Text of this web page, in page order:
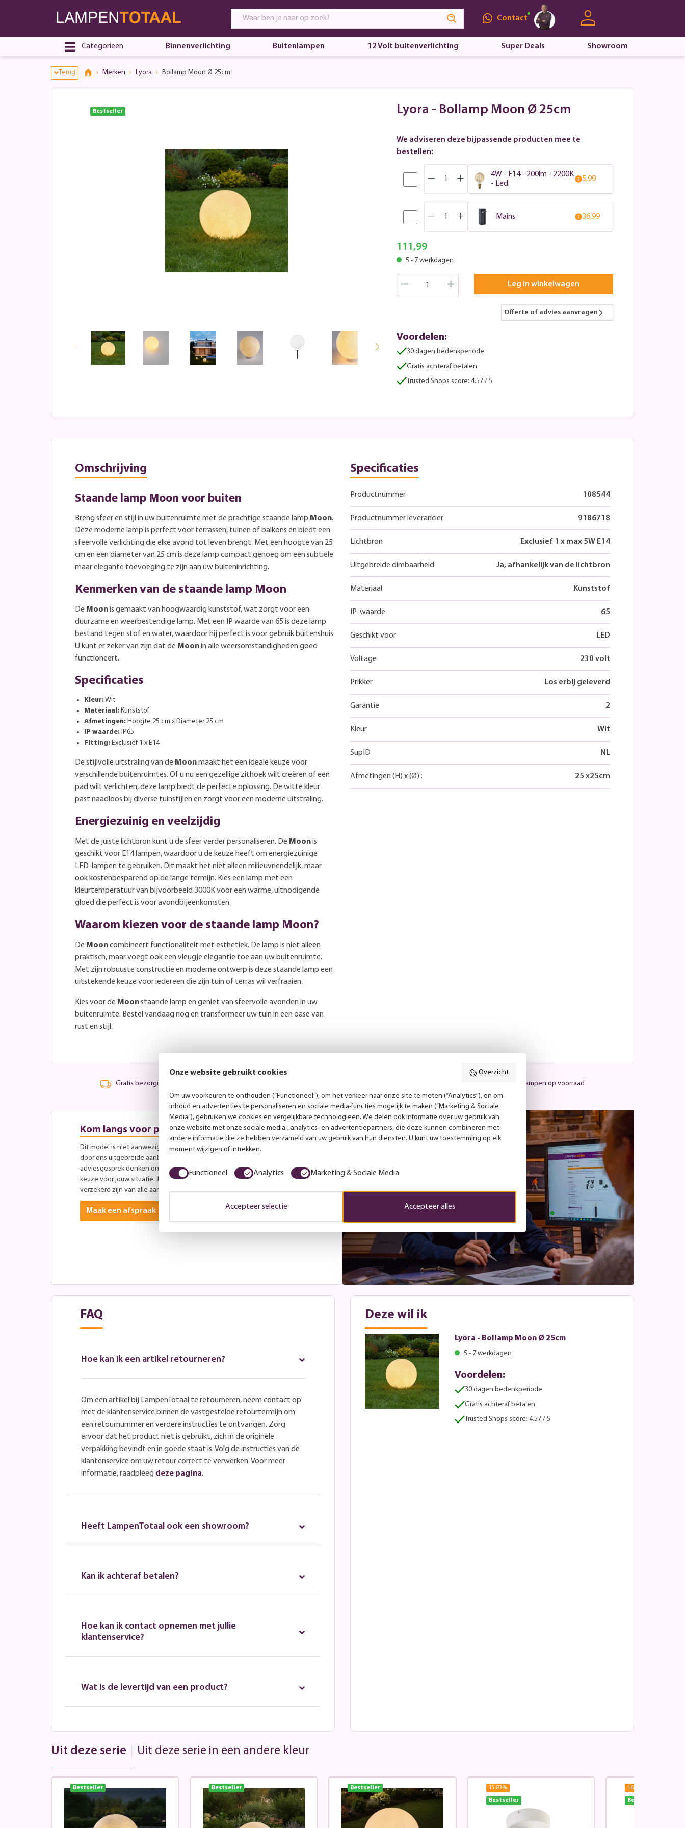
Contact
Categorieën Binnenverlichting Buitenlampen 12 Volt buitenverlichting Super Deals Showroom
Terug Merken Lyora Bollamp Moon Ø 25cm
Bestseller Lyora - Bollamp Moon Ø 25cm
We adviseren deze bijpassende producten mee te
bestellen:
4W - E14 - 200lm - 2200K
- Led
5,99
Mains 36,99
111,99
5 - 7 werkdagen
Leg in winkelwagen
Offerte of advies aanvragen
Voordelen:
30 dagen bedenkperiode
Gratis achteraf betalen
Trusted Shops score: 4.57 / 5
Omschrijving
Staande lamp Moon voor buiten
Breng sfeer en stijl in uw buitenruimte met de prachtige staande lamp Moon.
Deze moderne lamp is perfect voor terrassen, tuinen of balkons en biedt een
sfeervolle verlichting die elke avond tot leven brengt. Met een hoogte van 25
cm en een diameter van 25 cm is deze lamp compact genoeg om een subtiele
maar elegante toevoeging te zijn aan uw buiteninrichting.
Kenmerken van de staande lamp Moon
De Moonis gemaakt van hoogwaardig kunststof, wat zorgt voor een
duurzame en weerbestendige lamp. Met een IP waarde van 65 is deze lamp
bestand tegen stof en water, waardoor hij perfect is voor gebruik buitenshuis.
U kunt er zeker van zijn dat de Moonin alle weersomstandigheden goed
functioneert.
Specificaties
Kleur:Wit
Materiaal: Kunststof
Afmetingen: Hoogte 25 cm x Diameter 25 cm
IP waarde: IP65
Fitting: Exclusief 1 x E14
De stijlvolle uitstraling van de Moonmaakt het een ideale keuze voor
verschillende buitenruimtes. Of u nu een gezellige zithoek wilt creëren of een
pad wilt verlichten, deze lamp biedt de perfecte oplossing. De witte kleur
past naadloos bij diverse tuinstijlen en zorgt voor een moderne uitstraling.
Energiezuinig en veelzijdig
Met de juiste lichtbron kunt u de sfeer verder personaliseren. De Moonis
geschikt voor E14 lampen, waardoor u de keuze heeft om energiezuinige
LED-lampen te gebruiken. Dit maakt het niet alleen milieuvriendelijk, maar
ook kostenbesparend op de lange termijn. Kies een lamp met een
kleurtemperatuur van bijvoorbeeld 3000K voor een warme, uitnodigende
gloed die perfect is voor avondbijeenkomsten.
Waarom kiezen voor de staande lamp Moon?
De Mooncombineert functionaliteit met esthetiek. De lamp is niet alleen
praktisch, maar voegt ook een vleugje elegantie toe aan uw buitenruimte.
Met zijn robuuste constructie en moderne ontwerp is deze staande lamp een
uitstekende keuze voor iedereen die zijn tuin of terras wil verfraaien.
Kies voor de Moonstaande lamp en geniet van sfeervolle avonden in uw
buitenruimte. Bestel vandaag nog en transformeer uw tuin in een oase van
rust en stijl.
Specificaties
Productnummer 108544
Productnummer leverancier 9186718
Lichtbron Exclusief 1 x max 5W E14
Uitgebreide dimbaarheid Ja, afhankelijk van de lichtbron
Materiaal Kunststof
IP-waarde 65
Geschikt voor LED
Voltage 230 volt
Prikker Los erbij geleverd
Garantie 2
Kleur Wit
SupID NL
Afmetingen (H) x(Ø) : 25 x25cm
Gratis bezorging vanaf 99,- Meer dan 25.000 lampen op voorraad
Kom langs voor persoonlijk advies
Dit model is niet aanwezig in onze showroom, maar laat je gerust inspireren
door ons uitgebreide aanbod aan andere modellen. Tijdens een vrijblijvend
adviesgesprek denken onze specialisten graag met je mee over de beste
keuze voor jouw situatie. Je bent altijd welkom tijdens openingstijden. Wil je
verzekerd zijn van alle aandacht? Plan dan vooraf een afspraak in.
Maak een afspraak
FAQ
Hoe kan ik een artikel retourneren?
Om een artikel bij LampenTotaal te retourneren, neem contact op
met de klantenservice binnen de vastgestelde retourtermijn om
een retournummer en verdere instructies te ontvangen. Zorg
ervoor dat het product niet is gebruikt, zich in de originele
verpakking bevindt en in goede staat is. Volg de instructies van de
klantenservice om uw retour correct te verwerken. Voor meer
informatie, raadpleeg deze pagina.
Heeft LampenTotaal ook een showroom?
Kan ik achteraf betalen?
Hoe kan ik contact opnemen met jullie
klantenservice?
Wat is de levertijd van een product?
Deze wil ik
Lyora - Bollamp Moon Ø 25cm
5 - 7 werkdagen
Voordelen:
30 dagen bedenkperiode
Gratis achteraf betalen
Trusted Shops score: 4.57 / 5
Uit deze serie Uit deze serie in een andere kleur
Bestseller Bestseller Bestseller 15.83%
Bestseller
16.7
Bestseller
Onze website gebruikt cookies Overzicht
Om uw voorkeuren te onthouden (“Functioneel”), om het verkeer naar onze site te meten (“Analytics”), en om
inhoud en advertenties te personaliseren en sociale media-functies mogelijk te maken (“Marketing & Sociale
Media”), gebruiken we cookies en vergelijkbare technologieën. We delen ook informatie over uw gebruik van
onze website met onze sociale media-, analytics- en advertentiepartners, die deze kunnen combineren met
andere informatie die ze hebben verzameld van uw gebruik van hun diensten. U kunt uw toestemming op elk
moment wijzigen of intrekken.
Functioneel Analytics Marketing & Sociale Media
Accepteer selectie Accepteer alles